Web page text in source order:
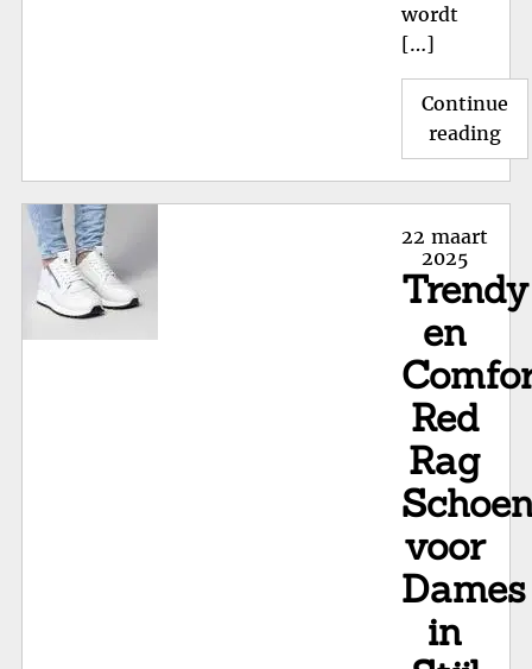
wordt
[…]
Continue
reading
de
Posted
on
22 maart
2025
Trendy
en
Red
Rag
voor
Dames
in